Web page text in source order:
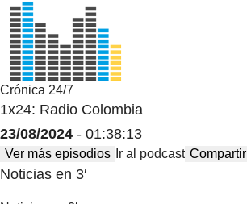
Crónica 24/7
1x24: Radio Colombia
23/08/2024 - 01:38:13
Ver más episodios Ir al podcast Compartir
Noticias en 3′